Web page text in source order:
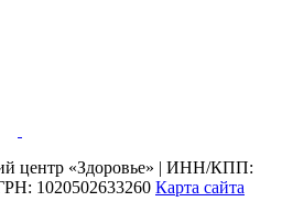
«Здоровье» | ИНН/КПП:
1020502633260 Карта сайта